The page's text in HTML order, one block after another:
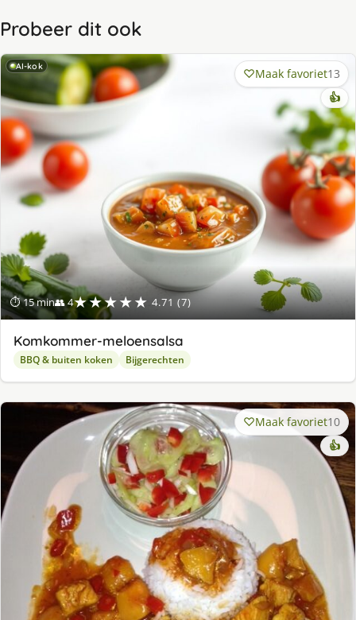
Probeer dit ook
AI-kok
⏱ 15 min👥 4★★★★★ 4.71 (7)
Maak favoriet13
👍
Komkommer-meloensalsa
BBQ & buiten koken Bijgerechten
Maak favoriet10
👍